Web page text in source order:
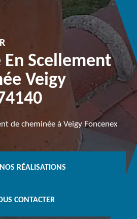
Scellement
Veigy
de cheminée à Veigy Foncenex
RÉALISATIONS
CONTACTER